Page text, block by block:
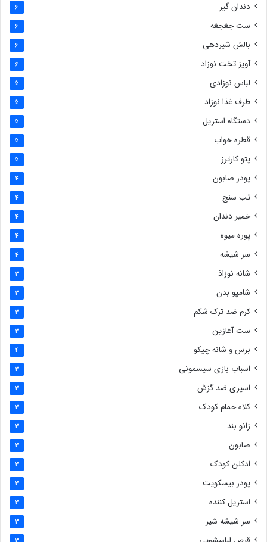
دندان گیر 6
ست جغجغه 6
بالش شیردهی 6
آویز تخت نوزاد 6
لباس نوزادی 5
ظرف غذا نوزاد 5
دستگاه استریل 5
قطره خواب 5
پتو کارترز 5
پودر صابون 4
تب سنج 4
خمیر دندان 4
پوره میوه 4
سر شیشه 4
شانه نوزاذ 3
شامپو بدن 3
کرم ضد ترک شکم 3
ست آغازین 3
برس و شانه چیکو 4
اسباب بازی سیسمونی 3
اسپری ضد گزش 3
کلاه حمام کودک 3
زانو بند 3
صابون 3
ادکلن کودک 3
پودر بیسکویت 3
استریل کننده 3
سر شیشه شیر 3